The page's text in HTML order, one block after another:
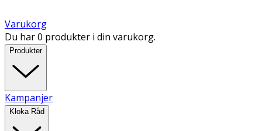
Varukorg
Du har 0 produkter i din varukorg.
Produkter
Kampanjer
Kloka Råd